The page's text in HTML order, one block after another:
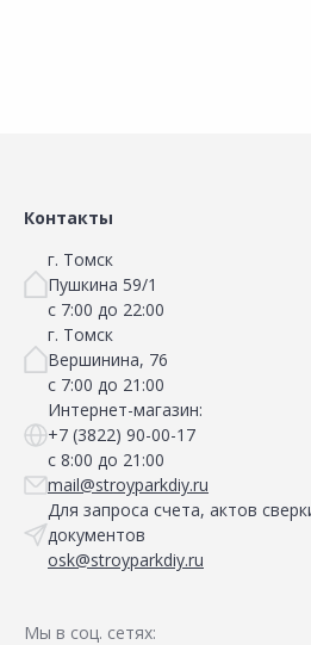
Контакты
г. Томск
Пушкина 59/1
с 7:00 до 22:00
г. Томск
Вершинина, 76
с 7:00 до 21:00
Интернет-магазин:
+7 (3822) 90-00-17
с 8:00 до 21:00
mail@stroyparkdiy.ru
Для запроса счета, актов
документов
osk@stroyparkdiy.ru
Мы в соц. сетях: